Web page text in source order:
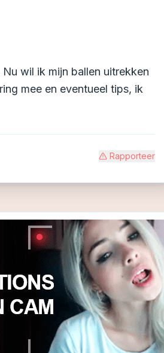
wil ik mijn ballen uitrekken
mee en eventueel tips, ik
Rapporteer